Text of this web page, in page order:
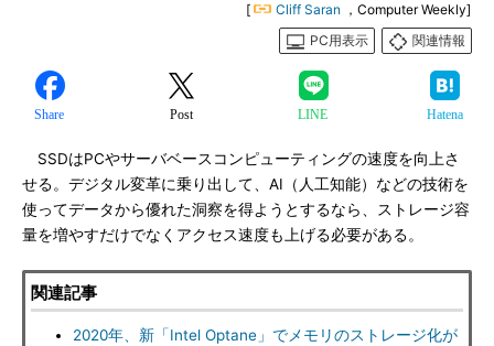
[ Cliff Saran ，Computer Weekly]
PC用表示
関連情報
Share Post LINE Hatena
SSDはPCやサーバベースコンピューティングの速度を向上さ
せる。デジタル変革に乗り出して、AI（人工知能）などの技術を
使ってデータから優れた洞察を得ようとするなら、ストレージ容
量を増やすだけでなくアクセス速度も上げる必要がある。
関連記事
2020年、新「Intel Optane」でメモリのストレージ化が